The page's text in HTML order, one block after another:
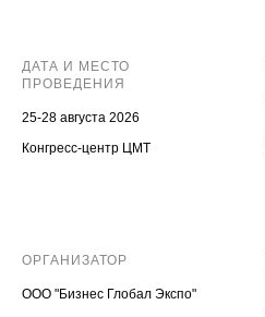
ДАТА И МЕСТО
ПРОВЕДЕНИЯ
25-28 августа 2026
Конгресс-центр ЦМТ
ОРГАНИЗАТОР
ООО "Бизнес Глобал Экспо"